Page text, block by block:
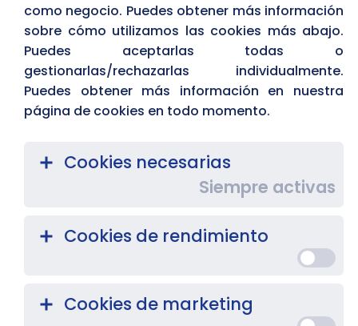
como negocio. Puedes obtener más información
sobre cómo utilizamos las cookies más abajo.
Puedes aceptarlas todas o
gestionarlas/rechazarlas individualmente.
Puedes obtener más información en nuestra
página de cookies en todo momento.
Cookies necesarias
Siempre activas
Cookies de rendimiento
Cookies de marketing
del mantenimiento
informático que mejor se
adapte a su empresa.
Plan Preventivo Plan Preventivo +